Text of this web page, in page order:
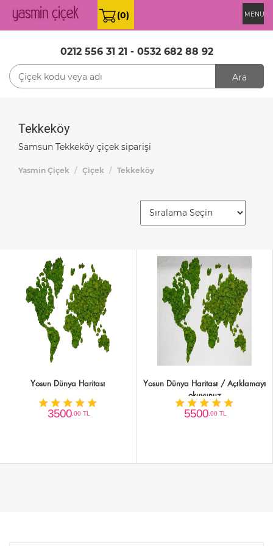
MENU
(0)
0212 556 31 21 - 0532 682 88 92
Ara
Tekkeköy
Samsun Tekkeköy çiçek siparişi
Yasmin Çiçek Çiçek Tekkeköy
Yosun Dünya Haritası
3500,00 TL
Yosun Dünya Haritası / Açıklamayı
okuyunuz
5500,00 TL